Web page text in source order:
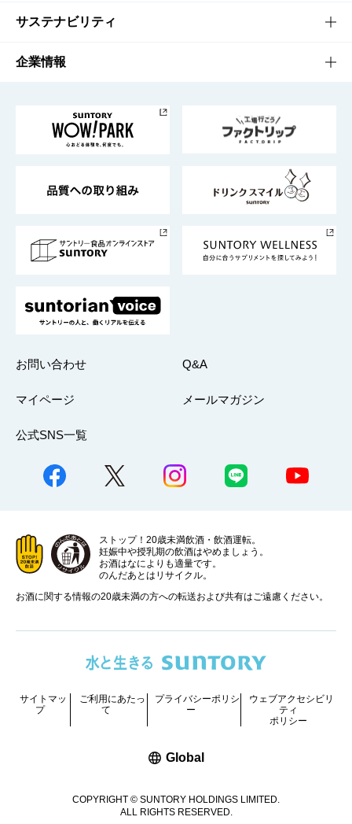
商品発売情報
栄養成分一覧
キャンペーン
工場見学
地域情報
文化・スポーツTOP
サントリーホール
サントリーサンバーズ大阪
サステナビリティ
サステナビリティTOP
サントリーが考えるサステナビリティ経営
企業情報
企業概要
採用情報
お問い合わせ Q&A
マイページ メールマガジン
公式SNS一覧
ストップ！20歳未満飲酒・飲酒運転。
妊娠中や授乳期の飲酒はやめましょう。
お酒はなによりも適量です。
のんだあとはリサイクル。
お酒に関する情報の20歳未満の方への転送および共有はご遠慮ください。
COPYRIGHT © SUNTORY HOLDINGS LIMITED.
ALL RIGHTS RESERVED.
サイトマッ
プ
ご利用にあたっ
て
プライバシーポリシ
ー
ウェブアクセシビリ
ティ
ポリシー
Global新しいウィンドウで開く